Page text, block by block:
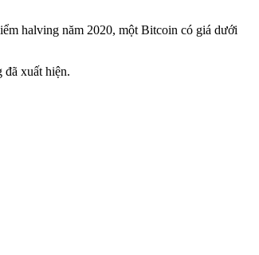
halving năm 2020, một Bitcoin có giá dưới
đã xuất hiện.